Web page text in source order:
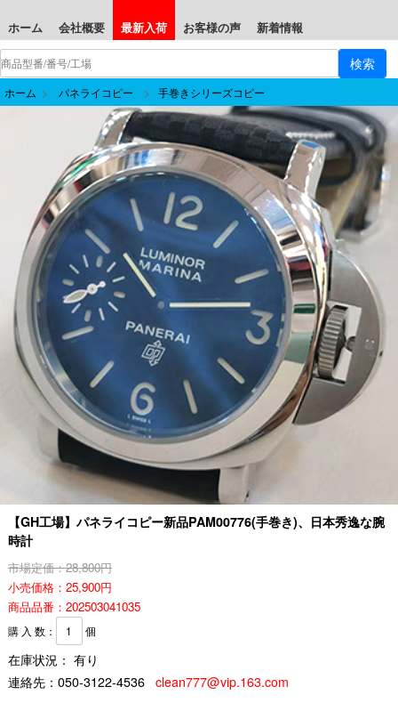
ホーム 会社概要 最新入荷 お客様の声 新着情報
ホーム > パネライコピー > 手巻きシリーズコピー
【GH工場】パネライコピー新品PAM00776(手巻き)、日本秀逸な腕
時計
市場定価：28,800円
小売価格：25,900円
商品品番：202503041035
購 入 数： 個
在庫状況： 有り
連絡先： 050-3122-4536 clean777@vip.163.com